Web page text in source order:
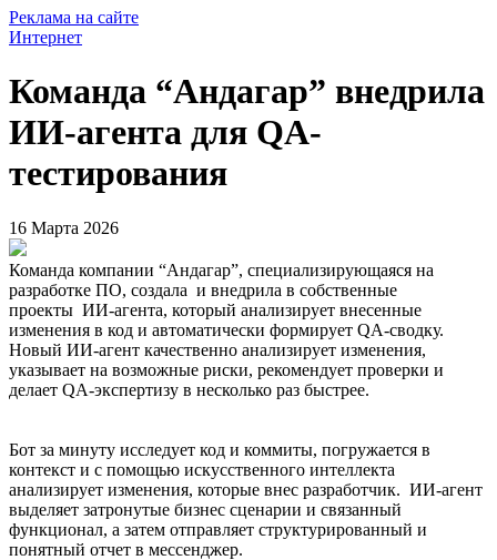
Реклама на сайте
Интернет
Команда “Андагар” внедрила
ИИ-агента для QA-
тестирования
16 Марта 2026
Команда компании “Андагар”, специализирующаяся на
разработке ПО, создала и внедрила в собственные
проекты ИИ-агента, который анализирует внесенные
изменения в код и автоматически формирует QA-сводку.
Новый ИИ-агент качественно анализирует изменения,
указывает на возможные риски, рекомендует проверки и
делает QA-экспертизу в несколько раз быстрее.
Бот за минуту исследует код и коммиты, погружается в
контекст и с помощью искусственного интеллекта
анализирует изменения, которые внес разработчик. ИИ-агент
выделяет затронутые бизнес сценарии и связанный
функционал, а затем отправляет структурированный и
понятный отчет в мессенджер.